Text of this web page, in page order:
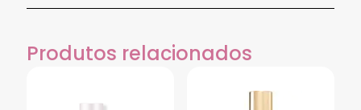
Produtos relacionados